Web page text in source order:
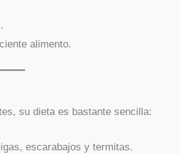
alimento.
su dieta es bastante sencilla:
escarabajos y termitas.